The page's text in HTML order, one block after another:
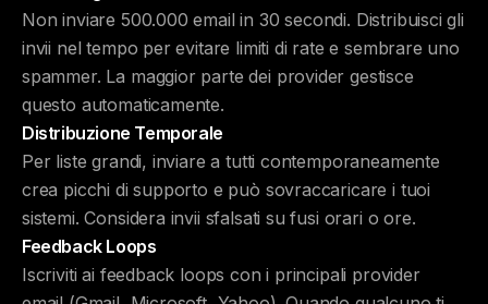
Non inviare 500.000 email in 30 secondi. Distribuisci gli
invii nel tempo per evitare limiti di rate e sembrare uno
spammer. La maggior parte dei provider gestisce
questo automaticamente.
Distribuzione Temporale
Per liste grandi, inviare a tutti contemporaneamente
crea picchi di supporto e può sovraccaricare i tuoi
sistemi. Considera invii sfalsati su fusi orari o ore.
Feedback Loops
Iscriviti ai feedback loops con i principali provider